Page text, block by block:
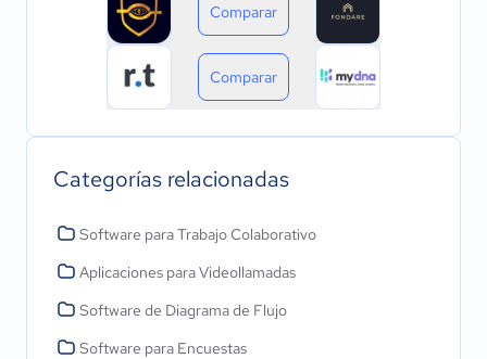
Comparar
Comparar
Categorías relacionadas
Software para Trabajo Colaborativo
Aplicaciones para Videollamadas
Software de Diagrama de Flujo
Software para Encuestas